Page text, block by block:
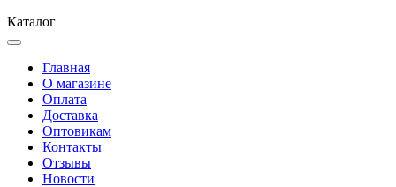
Каталог
Главная
О магазине
Оплата
Доставка
Оптовикам
Контакты
Отзывы
Новости